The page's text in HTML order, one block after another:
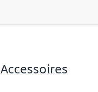
Accessoires